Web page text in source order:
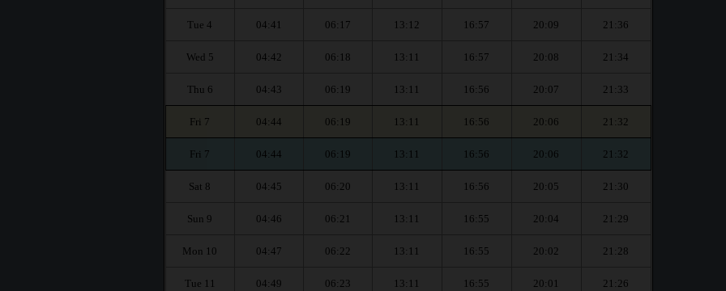
Tue 4 04:41 06:17 13:12 16:57 20:09 21:36
Wed 5 04:42 06:18 13:11 16:57 20:08 21:34
Thu 6 04:43 06:19 13:11 16:56 20:07 21:33
Fri 7 04:44 06:19 13:11 16:56 20:06 21:32
Fri 7 04:44 06:19 13:11 16:56 20:06 21:32
Sat 8 04:45 06:20 13:11 16:56 20:05 21:30
Sun 9 04:46 06:21 13:11 16:55 20:04 21:29
Mon 10 04:47 06:22 13:11 16:55 20:02 21:28
Tue 11 04:49 06:23 13:11 16:55 20:01 21:26